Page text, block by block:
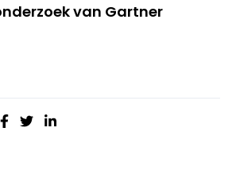
van Gartner